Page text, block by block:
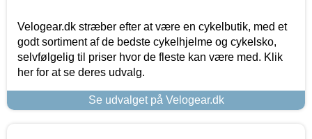
Velogear.dk stræber efter at være en cykelbutik, med et
godt sortiment af de bedste cykelhjelme og cykelsko,
selvfølgelig til priser hvor de fleste kan være med. Klik
her for at se deres udvalg.
Se udvalget på Velogear.dk